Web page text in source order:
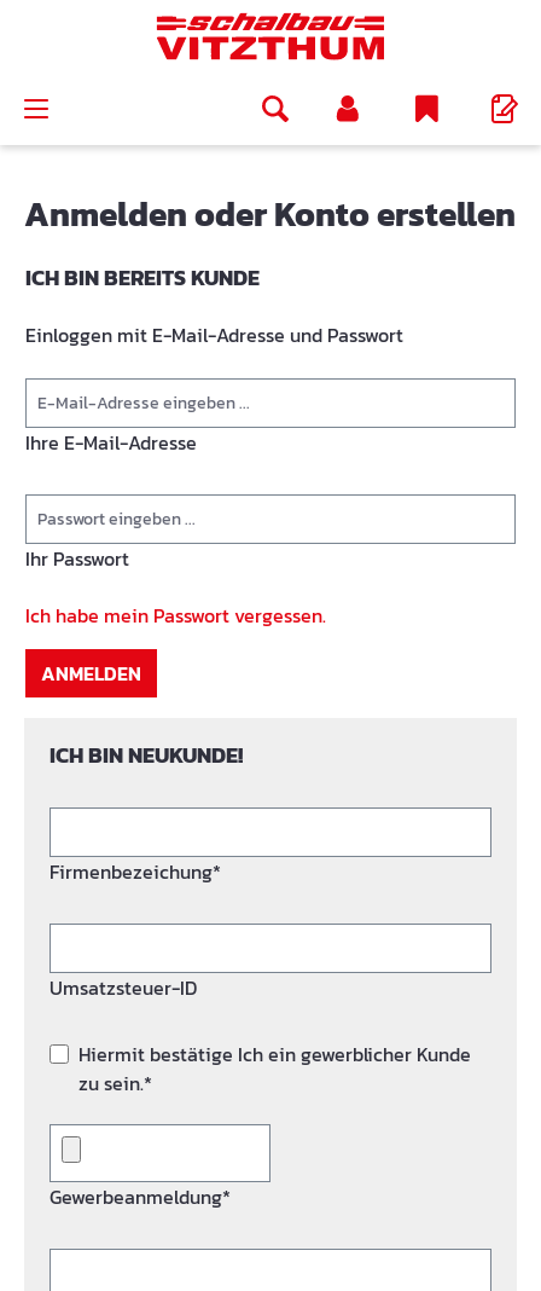
Anmelden oder Konto erstellen
ICH BIN BEREITS KUNDE
Einloggen mit E-Mail-Adresse und Passwort
Ihre E-Mail-Adresse
Ihr Passwort
Ich habe mein Passwort vergessen.
ANMELDEN
ICH BIN NEUKUNDE!
Firmenbezeichung*
Umsatzsteuer-ID
Hiermit bestätige Ich ein gewerblicher Kunde
zu sein.*
Gewerbeanmeldung*